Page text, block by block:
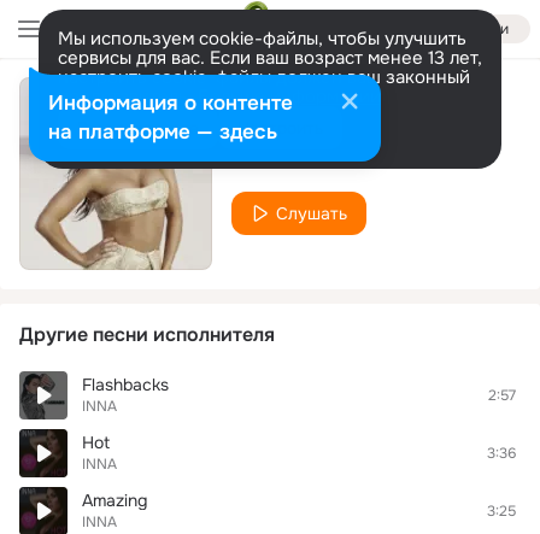
Войти
Мы используем cookie-файлы, чтобы улучшить
сервисы для вас. Если ваш возраст менее 13 лет,
настроить cookie-файлы должен ваш законный
представитель. Больше информации
Разрешить все Настроить
OK (Mico C Remix)
INNA
Слушать
Другие песни исполнителя
Flashbacks
INNA
2:57
Hot
INNA
3:36
Amazing
INNA
3:25
Информация о контенте
на платформе — здесь